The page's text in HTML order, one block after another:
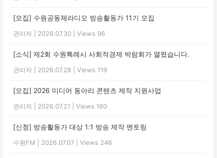
[모집] 수원공동체라디오 방송활동가 11기 모집
관리자 2026.07.30 Views 96
[소식] 제2회 수원특례시 사회적경제 박람회가 열렸습니다.
관리자 2026.07.28 Views 119
[모집] 2026 미디어 동아리 콘텐츠 제작 지원사업
관리자 2026.07.21 Views 160
[신청] 방송활동가 대상 1:1 방송 제작 멘토링
수원FM 2026.07.07 Views 246